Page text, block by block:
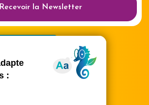
Masquer le
Recevoir la Newsletter